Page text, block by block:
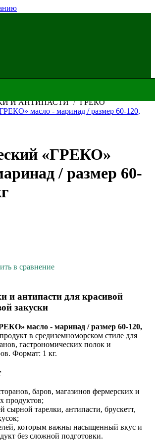
И АНТИПАСТИ ГРЕКО
«ГРЕКО»
/ размер 60-
в сравнение
и антипасти для красивой
закуски
масло - маринад / размер 60-120,
в средиземноморском стиле для
гастрономических полок и
Формат: 1 кг.
баров, магазинов фермерских и
продуктов;
сырной тарелки, антипасти, брускетт,
которым важны насыщенный вкус и
без сложной подготовки.